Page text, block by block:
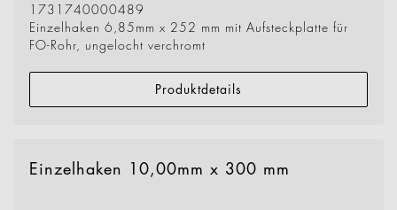
1731740000489
Einzelhaken 6,85mm x 252 mm mit Aufsteckplatte für
FO-Rohr, ungelocht verchromt
Produktdetails
Einzelhaken 10,00mm x 300 mm